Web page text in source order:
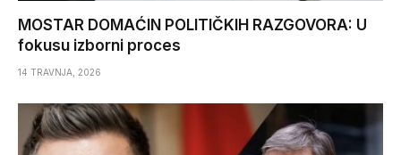
MOSTAR DOMAĆIN POLITIČKIH RAZGOVORA: U
fokusu izborni proces
14 TRAVNJA, 2026